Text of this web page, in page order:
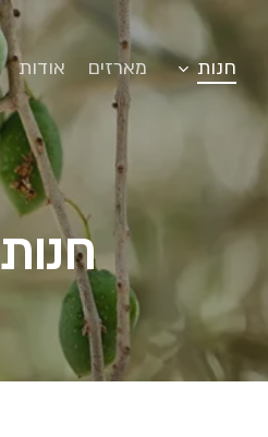
חנות מארזים אודות
סגירה
חנות